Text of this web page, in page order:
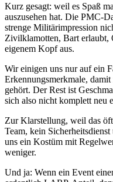
Kurz gesagt: weil es Spaß
auszusehen hat. Die PMC-
strenge Militärimpression
Zivilklamotten, Bart erlaubt,
eigenem Kopf aus.
Wir einigen uns nur auf ein
Erkennungsmerkmale,
gehört. Der Rest ist
sich also nicht komplett neu
Zur Klarstellung, weil das
Team, kein
uns ein Kostüm mit
weniger.
Und ja: Wenn ein Event